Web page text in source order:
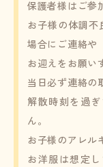
保護者様はご参
お子様の体調不
場合にご連絡や
お迎えをお願い
当日必ず連絡の
解散時刻を過
ん。
お子様のアレル
お洋服は想定